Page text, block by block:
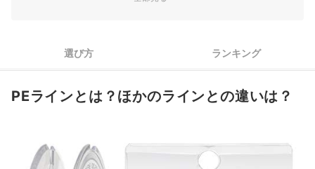
初心者には、コーティングが施された商品がおすすめ。ハリが
あって扱いやすい
5 単色？マルチカラー？目的に合わせて色を選択しよう
PEライン全178商品おすすめ人気ランキング
選び方 ランキング
PEラインとは？ほかのラインとの違いは？